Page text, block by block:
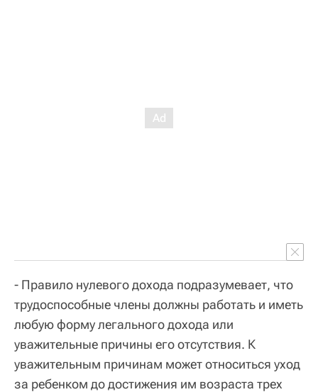
- Правило нулевого дохода подразумевает, что
трудоспособные члены должны работать и иметь
любую форму легального дохода или
уважительные причины его отсутствия. К
уважительным причинам может относиться уход
за ребенком до достижения им возраста трех